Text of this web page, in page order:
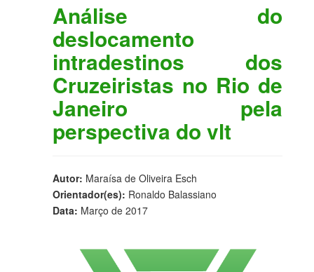
Análise do
deslocamento
intradestinos dos
Cruzeiristas no Rio de
Janeiro pela
perspectiva do vlt
Autor: Maraísa de Oliveira Esch
Orientador(es): Ronaldo Balassiano
Data: Março de 2017